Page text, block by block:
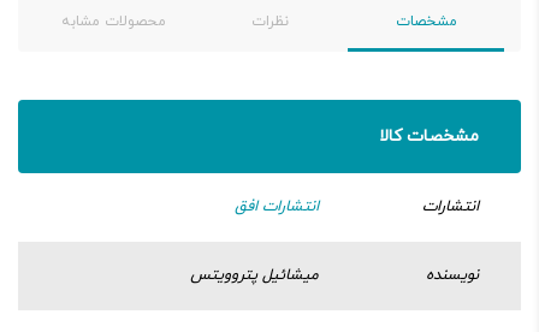
مشخصات نظرات محصولات مشابه
مشخصات کالا
انتشارات انتشارات افق
نویسنده میشائیل پتروویتس